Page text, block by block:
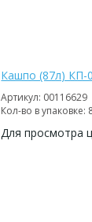
Кашпо (87л) КП-
Артикул: 00116629
Кол-во в упаковке:
Для просмотра